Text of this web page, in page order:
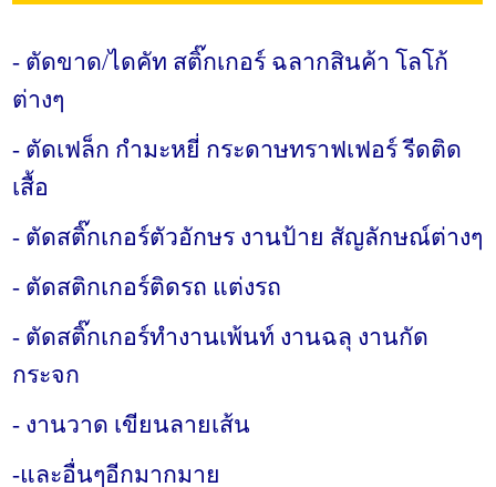
- ตัดขาด/ไดคัท สติ๊กเกอร์ ฉลากสินค้า โลโก้
ต่างๆ
- ตัดเฟล็ก กำมะหยี่ กระดาษทราฟเฟอร์ รีดติด
เสื้อ
- ตัดสติ๊กเกอร์ตัวอักษร งานป้าย สัญลักษณ์ต่างๆ
- ตัดสติกเกอร์ติดรถ แต่งรถ
- ตัดสติ๊กเกอร์ทำงานเพ้นท์ งานฉลุ งานกัด
กระจก
- งานวาด เขียนลายเส้น
-และอื่นๆอีกมากมาย